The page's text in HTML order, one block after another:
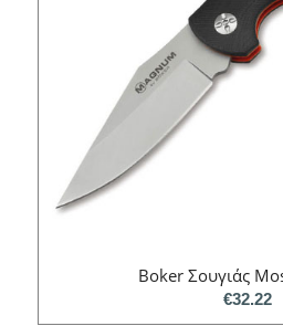
Boker Σουγιάς
€32.22